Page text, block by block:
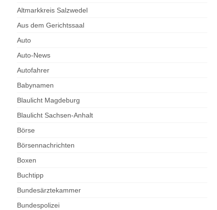
Altmarkkreis Salzwedel
Aus dem Gerichtssaal
Auto
Auto-News
Autofahrer
Babynamen
Blaulicht Magdeburg
Blaulicht Sachsen-Anhalt
Börse
Börsennachrichten
Boxen
Buchtipp
Bundesärztekammer
Bundespolizei